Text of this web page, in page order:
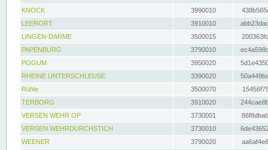
KNOCK
3990010
LEERORT
3910010
LINGEN-DARME
3500015
PAPENBURG
3790010
POGUM
3950020
RHEINE UNTERSCHLEUSE
3390020
Rühle
3500070
TERBORG
3910020
VERSEN WEHR OP
3730001
VERSEN WEHRDURCHSTICH
3730010
WEENER
3790020